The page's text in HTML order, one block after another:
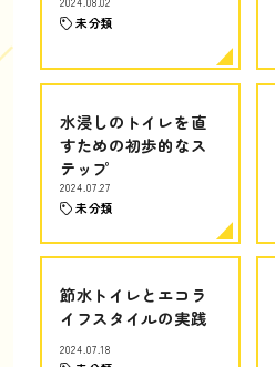
未分類
水浸しのトイレを直
すための初歩的なス
テップ
2024.07.27
未分類
節水トイレとエコラ
イフスタイルの実践
2024.07.18